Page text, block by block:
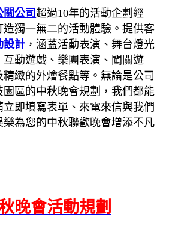
關公司超過10年的活動企劃經
造獨一無二的活動體驗。提供客
設計 ，涵蓋活動表演、舞台燈光
互動遊戲、樂團表演、闖關遊
緻的外燴餐點等。無論是公司
區的中秋晚會規劃，我們都能
即填寫表單、來電來信與我們
為您的中秋聯歡晚會增添不凡
晚會活動規劃